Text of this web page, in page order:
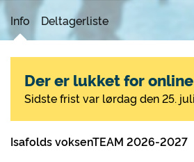
Info Deltagerliste
Isafolds voksenTEAM 2026-2027
Der er lukket for
Sidste frist var lørdag den 25.